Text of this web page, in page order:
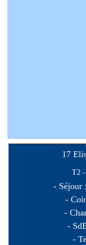
17
T2 -
- Séjour
-
-
-
-